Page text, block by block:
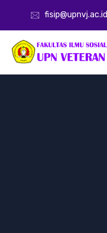
fisip@upnvj.ac.id